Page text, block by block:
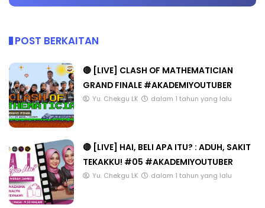
POST BERKAITAN
🔴 [LIVE] CLASH OF MATHEMATICIAN
GRAND FINALE #AKADEMIYOUTUBER
Yu. Chekgu LK dalam 1 tahun yang lalu
🔴 [LIVE] HAI, BELI APA ITU? : ADUH, SAKIT
TEKAKKU! #05 #AKADEMIYOUTUBER
Yu. Chekgu LK dalam 1 tahun yang lalu